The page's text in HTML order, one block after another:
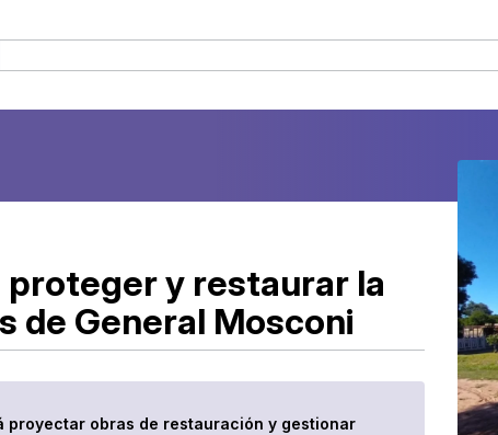
proteger y restaurar la
de General Mosconi
proyectar obras de restauración y gestionar